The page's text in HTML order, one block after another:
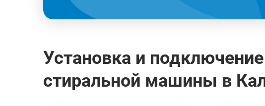
Установка и подключение
стиральной машины в